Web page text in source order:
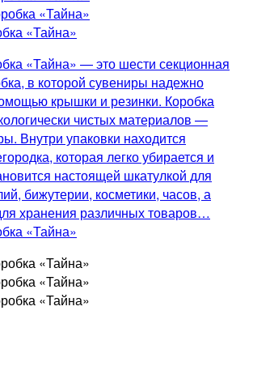
«Тайна»
«Тайна» — это шести секционная
в которой сувениры надежно
крышки и резинки. Коробка
чистых материалов —
Внутри упаковки находится
которая легко убирается и
настоящей шкатулкой для
бижутерии, косметики, часов, а
хранения различных товаров…
«Тайна»